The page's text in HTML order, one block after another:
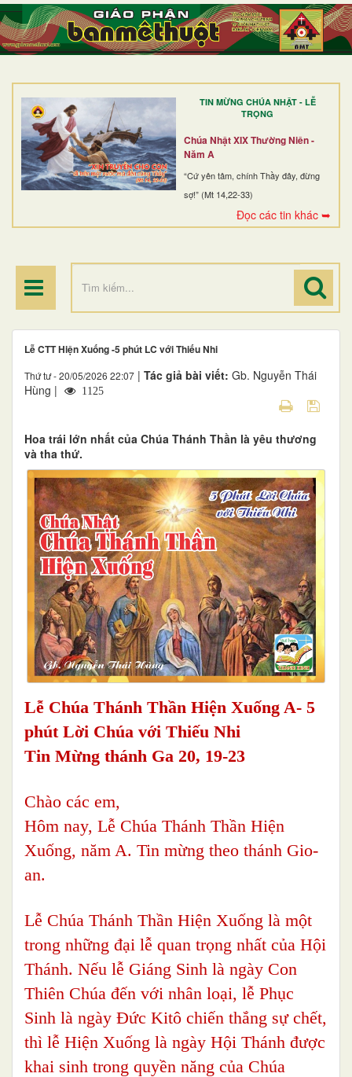
TIN MỪNG CHÚA NHẬT - LỄ
TRỌNG
Chúa Nhật XIX Thường Niên -
Năm A
“Cứ yên tâm, chính Thầy đây, đừng
sợ!” (Mt 14,22-33)
Đọc các tin khác ➥
TRANG NHẤT
GIỚI THIỆU
DÒNG TU
BAN MỤC VỤ
ĐOÀN THỂ CG
ĐIỂM HÀNH HƯƠNG
Lễ CTT Hiện Xuống -5 phút LC với Thiếu Nhi
Thứ tư - 20/05/2026 22:07 | Tác giả bài viết: Gb. Nguyễn Thái
Hùng |
1125
Hoa trái lớn nhất của Chúa Thánh Thần là yêu thương
và tha thứ.
Lễ Chúa Thánh Thần Hiện Xuống A- 5
phút Lời Chúa với Thiếu Nhi
Tin Mừng thánh Ga 20, 19-23
Chào các em,
Hôm nay, Lễ Chúa Thánh Thần Hiện
Xuống, năm A. Tin mừng theo thánh Gio-
an.
Lễ Chúa Thánh Thần Hiện Xuống là một
trong những đại lễ quan trọng nhất của Hội
Thánh. Nếu lễ Giáng Sinh là ngày Con
Thiên Chúa đến với nhân loại, lễ Phục
Sinh là ngày Đức Kitô chiến thắng sự chết,
thì lễ Hiện Xuống là ngày Hội Thánh được
khai sinh trong quyền năng của Chúa